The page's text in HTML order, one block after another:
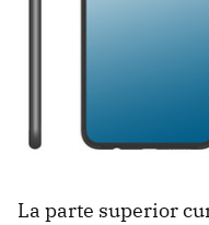
La parte superior